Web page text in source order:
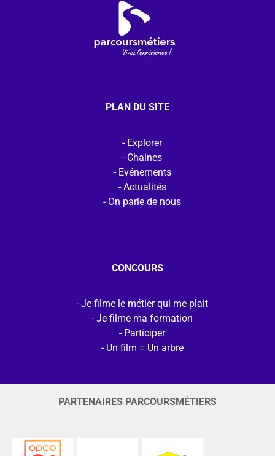
PLAN DU SITE
Explorer
Chaines
Evénements
Actualités
On parle de nous
CONCOURS
Je filme le métier qui me plait
Je filme ma formation
Participer
Un film = Un arbre
PARTENAIRES PARCOURSMÉTIERS